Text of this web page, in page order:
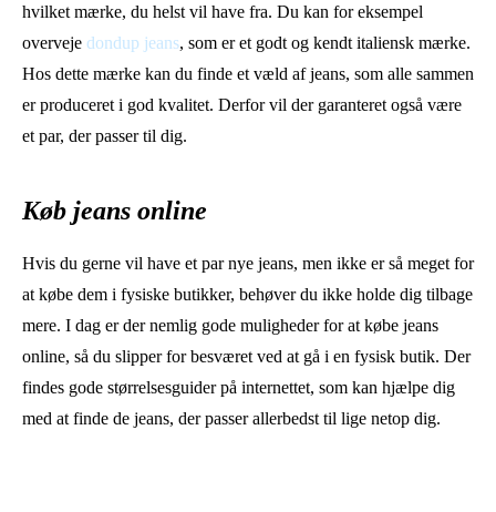
hvilket mærke, du helst vil have fra. Du kan for eksempel
overveje dondup jeans, som er et godt og kendt italiensk mærke.
Hos dette mærke kan du finde et væld af jeans, som alle sammen
er produceret i god kvalitet. Derfor vil der garanteret også være
et par, der passer til dig.
Køb jeans online
Hvis du gerne vil have et par nye jeans, men ikke er så meget for
at købe dem i fysiske butikker, behøver du ikke holde dig tilbage
mere. I dag er der nemlig gode muligheder for at købe jeans
online, så du slipper for besværet ved at gå i en fysisk butik. Der
findes gode størrelsesguider på internettet, som kan hjælpe dig
med at finde de jeans, der passer allerbedst til lige netop dig.